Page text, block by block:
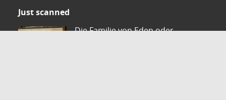
Just scanned
Die Familie von Eden oder